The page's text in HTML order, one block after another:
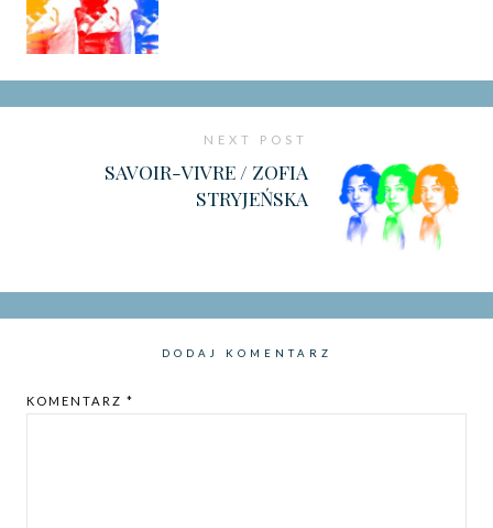
NEXT POST
SAVOIR-VIVRE / ZOFIA
STRYJEŃSKA
DODAJ KOMENTARZ
KOMENTARZ *